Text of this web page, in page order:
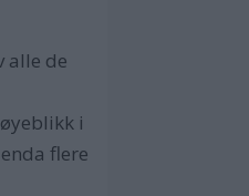
alle de
i
flere